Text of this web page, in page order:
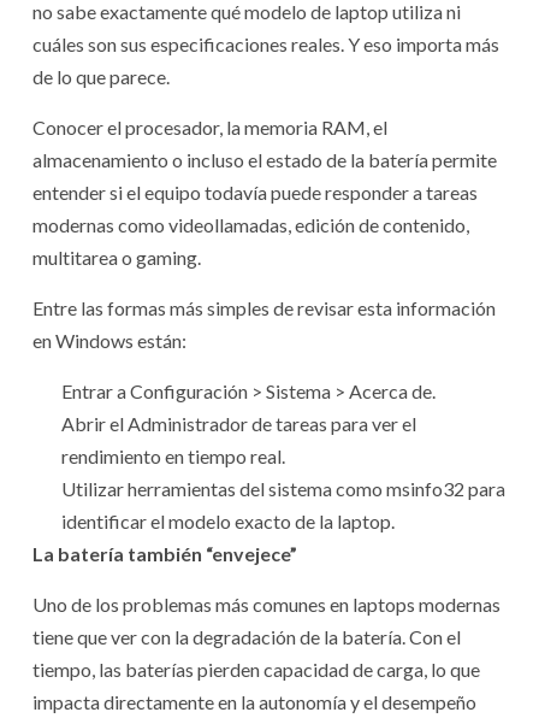
no sabe exactamente qué modelo de laptop utiliza ni
cuáles son sus especificaciones reales. Y eso importa más
de lo que parece.
Conocer el procesador, la memoria RAM, el
almacenamiento o incluso el estado de la batería permite
entender si el equipo todavía puede responder a tareas
modernas como videollamadas, edición de contenido,
multitarea o gaming.
Entre las formas más simples de revisar esta información
en Windows están:
Entrar a Configuración > Sistema > Acerca de.
Abrir el Administrador de tareas para ver el
rendimiento en tiempo real.
Utilizar herramientas del sistema como msinfo32 para
identificar el modelo exacto de la laptop.
La batería también “envejece”
Uno de los problemas más comunes en laptops modernas
tiene que ver con la degradación de la batería. Con el
tiempo, las baterías pierden capacidad de carga, lo que
impacta directamente en la autonomía y el desempeño